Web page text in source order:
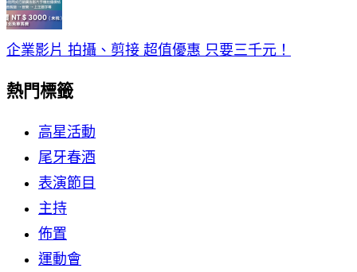
企業影片 拍攝、剪接 超值優惠 只要三千元！
熱門標籤
高星活動
尾牙春酒
表演節目
主持
佈置
運動會